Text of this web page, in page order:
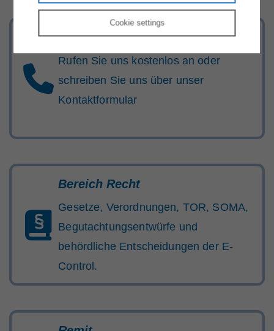
Cookie settings
Energie-Hotline
Rufen Sie uns kostenlos an oder
schreiben Sie uns über unser
Kontaktformular
Bereich Recht
Gesetze, Verordnungen, TOR, SOMA,
Begutachtungsentwürfe und
behördliche Entscheidungen der E-
Control.